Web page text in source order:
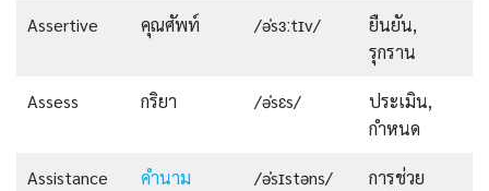
Assertive คุณศัพท์ /əˈsɜːtɪv/
ยืนยัน,
รุกราน
Assess กริยา /əˈsɛs/
ประเมิน,
กำหนด
Assistance คำนาม /əˈsɪstəns/
การช่วย